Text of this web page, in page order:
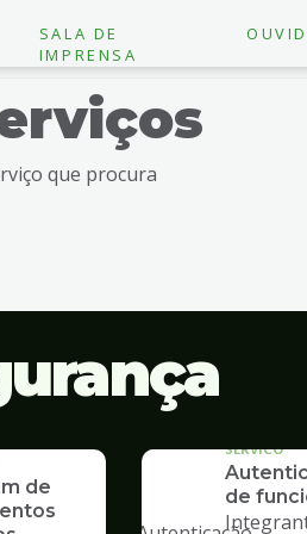
SALA DE
IMPRENSA
que procura
de
SERVICO
de